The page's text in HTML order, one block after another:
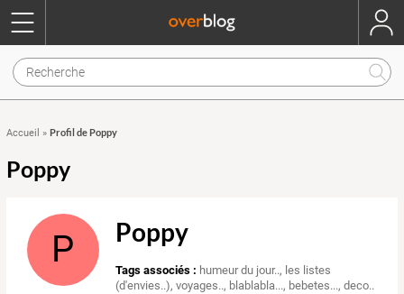
Accueil » Profil de Poppy
Poppy
P Poppy
Tags associés : humeur du jour.., les listes
(d'envies..),voyages.., blablabla..., bebetes...,deco..